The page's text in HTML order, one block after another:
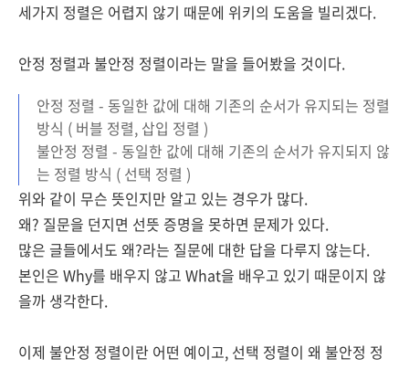
세가지 정렬은 어렵지 않기 때문에 위키의 도움을 빌리겠다.
안정 정렬과 불안정 정렬이라는 말을 들어봤을 것이다.
안정 정렬 - 동일한 값에 대해 기존의 순서가 유지되는 정렬
방식 ( 버블 정렬, 삽입 정렬 )
불안정 정렬 - 동일한 값에 대해 기존의 순서가 유지되지 않
는 정렬 방식 ( 선택 정렬 )
위와 같이 무슨 뜻인지만 알고 있는 경우가 많다.
왜? 질문을 던지면 선뜻 증명을 못하면 문제가 있다.
많은 글들에서도 왜?라는 질문에 대한 답을 다루지 않는다.
본인은 Why를 배우지 않고 What을 배우고 있기 때문이지 않
을까 생각한다.
이제 불안정 정렬이란 어떤 예이고, 선택 정렬이 왜 불안정 정